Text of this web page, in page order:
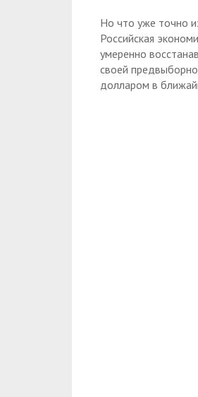
Но что уже точно
Российская
умеренно
своей
долларом в